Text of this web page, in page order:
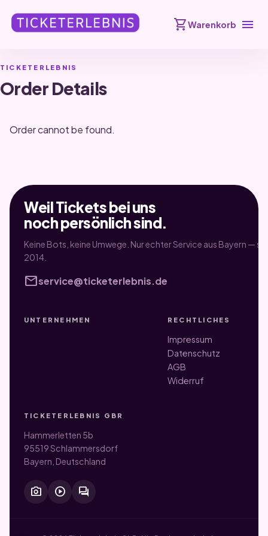
shopping_cartWarenkorb menu
TICKETERLEBNIS
Order Details
Order cannot be found.
Weil Tickets bei uns
noch persönlich sind.
Keine Bots, keine Umwege. Nur echter Service aus Bayern —
2014.
mailservice@ticketerlebnis.de
UNTERNEHMEN RECHTLICHES
Impressum
Datenschutz
AGB
Widerruf
TICKETERLEBNIS GBR
Hammerletten 5b
95519 Schlammersdorf
Bayern, Deutschland
photo_camera play_circle forum